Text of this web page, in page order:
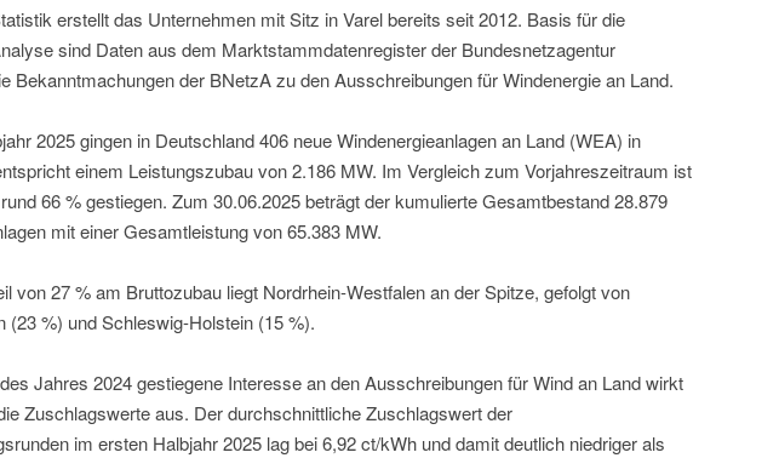
erstellt das Unternehmen mit Sitz in Varel bereits seit 2012. Basis für die
sind Daten aus dem Marktstammdatenregister der Bundesnetzagentur
Bekanntmachungen der BNetzA zu den Ausschreibungen für Windenergie an Land.
2025 gingen in Deutschland 406 neue Windenergieanlagen an Land (WEA) in
einem Leistungszubau von 2.186 MW. Im Vergleich zum Vorjahreszeitraum ist
66 % gestiegen. Zum 30.06.2025 beträgt der kumulierte Gesamtbestand 28.879
mit einer Gesamtleistung von 65.383 MW.
von 27 % am Bruttozubau liegt Nordrhein-Westfalen an der Spitze, gefolgt von
(23 %) und Schleswig-Holstein (15 %).
Jahres 2024 gestiegene Interesse an den Ausschreibungen für Wind an Land wirkt
Zuschlagswerte aus. Der durchschnittliche Zuschlagswert der
im ersten Halbjahr 2025 lag bei 6,92 ct/kWh und damit deutlich niedriger als